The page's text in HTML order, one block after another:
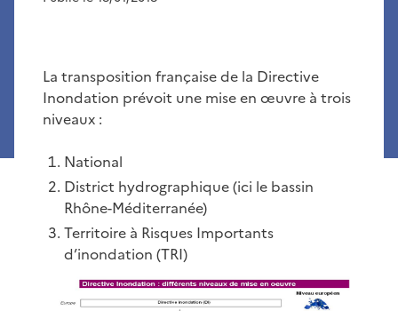
La transposition française de la Directive
Inondation prévoit une mise en œuvre à trois
niveaux :
National
District hydrographique (ici le bassin
Rhône-Méditerranée)
Territoire à Risques Importants
d’inondation (TRI)